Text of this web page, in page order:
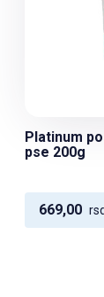
Platinum
pse 200g
669,00